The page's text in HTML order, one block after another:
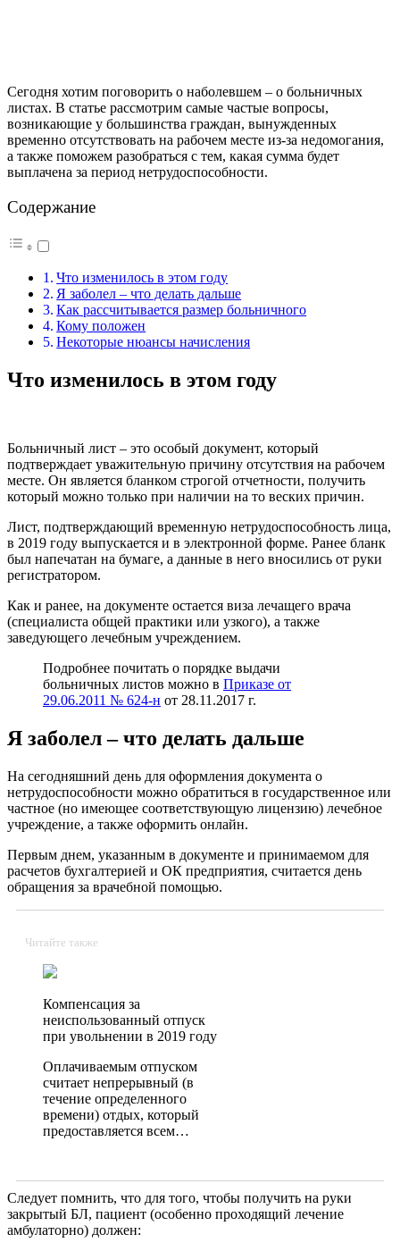
Сегодня хотим поговорить о наболевшем – о больничных
листах. В статье рассмотрим самые частые вопросы,
возникающие у большинства граждан, вынужденных
временно отсутствовать на рабочем месте из-за недомогания,
а также поможем разобраться с тем, какая сумма будет
выплачена за период нетрудоспособности.
Содержание
Что изменилось в этом году
Я заболел – что делать дальше
Как рассчитывается размер больничного
Кому положен
Некоторые нюансы начисления
Что изменилось в этом году
Больничный лист – это особый документ, который
подтверждает уважительную причину отсутствия на рабочем
месте. Он является бланком строгой отчетности, получить
который можно только при наличии на то веских причин.
Лист, подтверждающий временную нетрудоспособность лица,
в 2019 году выпускается и в электронной форме. Ранее бланк
был напечатан на бумаге, а данные в него вносились от руки
регистратором.
Как и ранее, на документе остается виза лечащего врача
(специалиста общей практики или узкого), а также
заведующего лечебным учреждением.
Подробнее почитать о порядке выдачи
больничных листов можно в Приказе от
29.06.2011 № 624-н от 28.11.2017 г.
Я заболел – что делать дальше
На сегодняшний день для оформления документа о
нетрудоспособности можно обратиться в государственное или
частное (но имеющее соответствующую лицензию) лечебное
учреждение, а также оформить онлайн.
Первым днем, указанным в документе и принимаемом для
расчетов бухгалтерией и ОК предприятия, считается день
обращения за врачебной помощью.
Читайте также
Компенсация за
неиспользованный отпуск
при увольнении в 2019 году
Оплачиваемым отпуском
считает непрерывный (в
течение определенного
времени) отдых, который
предоставляется всем…
Следует помнить, что для того, чтобы получить на руки
закрытый БЛ, пациент (особенно проходящий лечение
амбулаторно) должен: